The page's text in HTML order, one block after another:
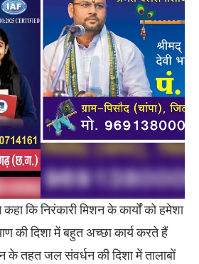
कहा कि निरंकारी मिशन के कार्यों को हमेशा
की दिशा में बहुत अच्छा कार्य करते हैं
के तहत जल संवर्धन की दिशा में तालाबों